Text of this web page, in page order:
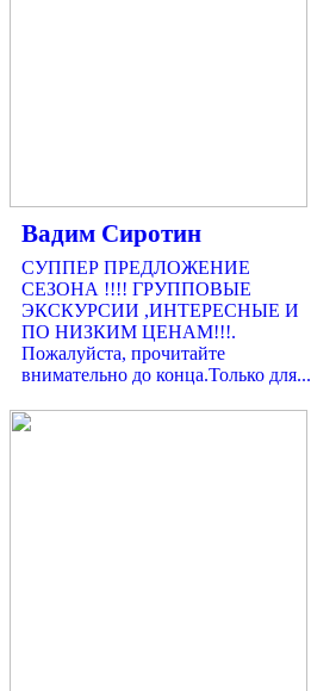
Вадим Сиротин
СУППЕР ПРЕДЛОЖЕНИЕ
СЕЗОНА !!!! ГРУППОВЫЕ
ЭКСКУРСИИ ,ИНТЕРЕСНЫЕ И
ПО НИЗКИМ ЦЕНАМ!!!.
Пожалуйста, прочитайте
внимательно до конца.Только для...